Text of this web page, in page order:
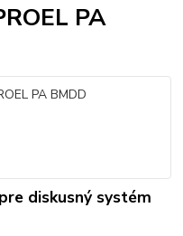
PA
diskusný systém